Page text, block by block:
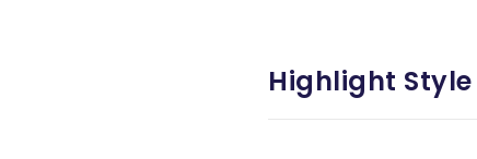
<p class
Highlight Style